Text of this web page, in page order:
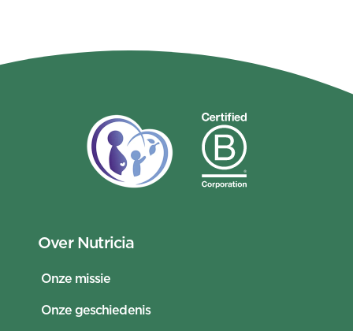
Over Nutricia
Onze missie
Onze geschiedenis